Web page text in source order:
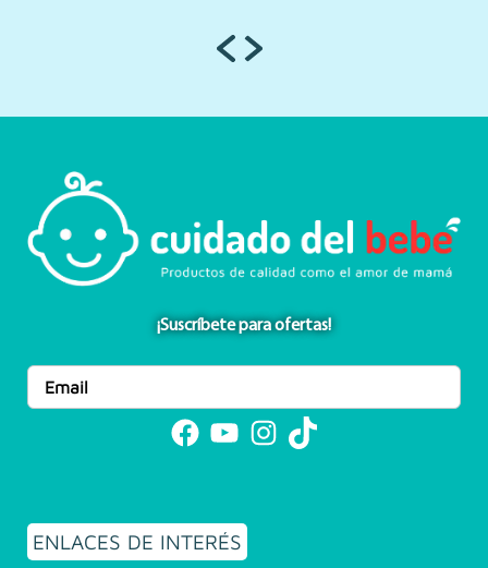
¡Suscríbete para ofertas!
Facebook
YouTube
Instagram
TikTok
ENLACES DE INTERÉS